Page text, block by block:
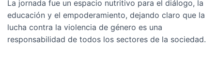
La jornada fue un espacio nutritivo para el diálogo, la
educación y el empoderamiento, dejando claro que la
lucha contra la violencia de género es una
responsabilidad de todos los sectores de la sociedad.